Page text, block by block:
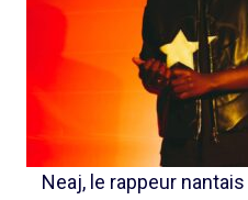
Neaj, le rappeur